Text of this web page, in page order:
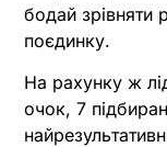
бодай зрівняти
поєдинку.
На рахунку ж
очок, 7